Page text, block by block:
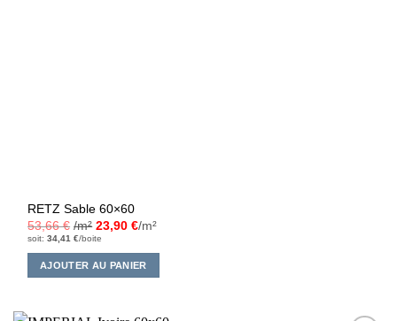
RETZ Sable 60×60
53,66€ /m² 23,90€/m²
soit:34,41€/boite
AJOUTER AU PANIER